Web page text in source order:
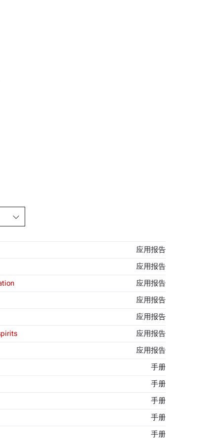
应用报告
应用报告
应用报告
应用报告
应用报告
应用报告
应用报告
手册
手册
手册
手册
手册